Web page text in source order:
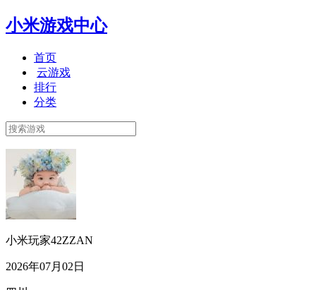
小米游戏中心
首页
云游戏
排行
分类
小米玩家42ZZAN
2026年07月02日